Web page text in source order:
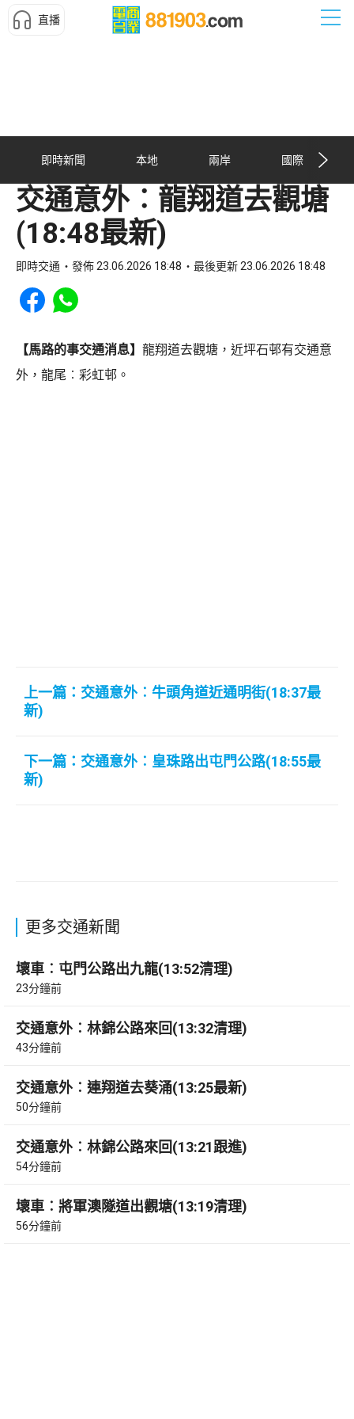
直播
即時新聞 本地 兩岸 國際
交通意外︰龍翔道去觀塘
(18:48最新)
即時交通 發佈 23.06.2026 18:48 最後更新 23.06.2026 18:48
Share to Facebook
Share to WhatsApp
【馬路的事交通消息】 龍翔道去觀塘，近坪石邨有交通意
外，龍尾︰彩虹邨。
上一篇：交通意外︰牛頭角道近通明街(18:37最
新)
下一篇：交通意外︰皇珠路出屯門公路(18:55最
新)
更多交通新聞
壞車︰屯門公路出九龍(13:52清理)
23分鐘前
交通意外︰林錦公路來回(13:32清理)
43分鐘前
交通意外︰連翔道去葵涌(13:25最新)
50分鐘前
交通意外︰林錦公路來回(13:21跟進)
54分鐘前
壞車︰將軍澳隧道出觀塘(13:19清理)
56分鐘前